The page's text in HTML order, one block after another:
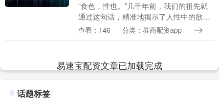
“食色，性也。”几千年前，我们的祖先就
通过这句话，精准地揭示了人性中的欲望
本质。纵使时光流转，万象更新，但欲望
查看：146 分类：券商配资app
易速宝配资文章已加载完成
话题标签